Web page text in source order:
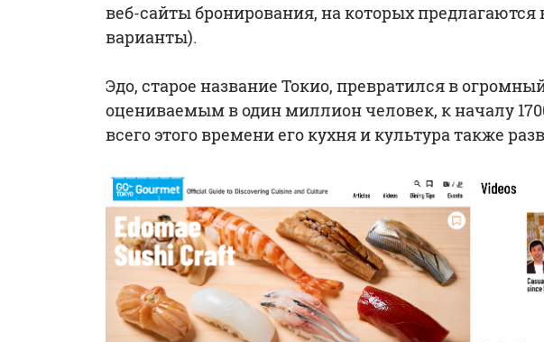
веб-сайты бронирования, на которых предлагаются
варианты).
Эдо, старое название Токио, превратился в
оцениваемым в один миллион человек, к началу
всего этого времени его кухня и культура также